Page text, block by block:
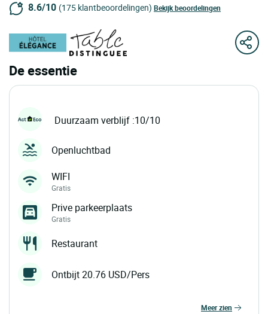
8.6/10 (175 klantbeoordelingen) Bekijk beoordelingen
De essentie
Duurzaam verblijf :10/10
Openluchtbad
WIFI
Gratis
Prive parkeerplaats
Gratis
Restaurant
Ontbijt 20.76 USD/Pers
meer zien